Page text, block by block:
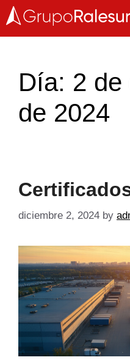
Día: 2 de
de 2024
diciembre 2, 2024 by